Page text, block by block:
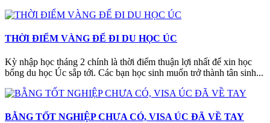
THỜI ĐIỂM VÀNG ĐỂ ĐI DU HỌC ÚC
Kỳ nhập học tháng 2 chính là thời điểm thuận lợi nhất để xin học
bổng du học Úc sắp tới. Các bạn học sinh muốn trở thành tân sinh...
BẰNG TỐT NGHIỆP CHƯA CÓ, VISA ÚC ĐÃ VỀ TAY